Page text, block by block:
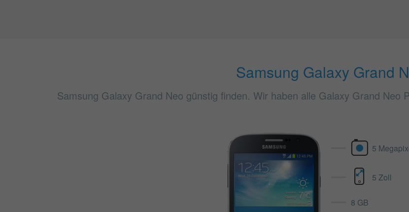
Samsung Galaxy Grand
Samsung Galaxy Grand Neo günstig finden. Wir haben alle Galaxy Grand Neo
5
5 Zoll
8 GB